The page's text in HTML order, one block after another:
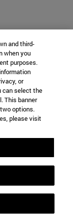
and third-
when you
purposes.
or
can select the
This banner
options.
please visit